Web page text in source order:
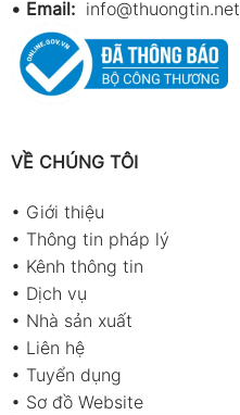
• Email: info@thuongtin.net
VỀ CHÚNG TÔI
• Giới thiệu
• Thông tin pháp lý
• Kênh thông tin
• Dịch vụ
• Nhà sản xuất
• Liên hệ
• Tuyển dụng
• Sơ đồ Website